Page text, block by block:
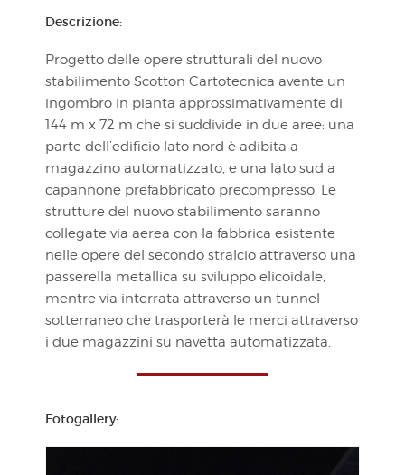
Descrizione:
Progetto delle opere strutturali del nuovo
stabilimento Scotton Cartotecnica avente un
ingombro in pianta approssimativamente di
144 m x 72 m che si suddivide in due aree: una
parte dell’edificio lato nord è adibita a
magazzino automatizzato, e una lato sud a
capannone prefabbricato precompresso. Le
strutture del nuovo stabilimento saranno
collegate via aerea con la fabbrica esistente
nelle opere del secondo stralcio attraverso una
passerella metallica su sviluppo elicoidale,
mentre via interrata attraverso un tunnel
sotterraneo che trasporterà le merci attraverso
i due magazzini su navetta automatizzata.
Fotogallery: